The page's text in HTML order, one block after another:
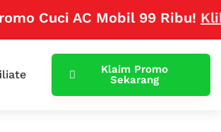
Cuci AC Mobil 99 Ribu!Klik
Klaim Promo
Sekarang